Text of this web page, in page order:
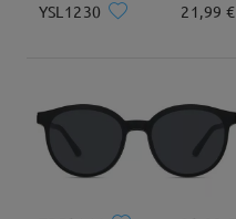
YSL1230 21,99 €